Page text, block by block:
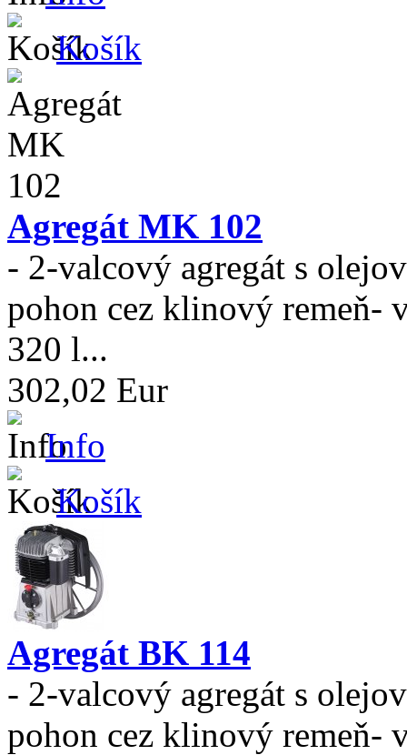
Košík
Agregát MK 102
- 2-valcový agregát s
pohon cez klinový remeň-
320 l...
302,02 Eur
Info
Košík
Agregát BK 114
- 2-valcový agregát s
pohon cez klinový remeň-